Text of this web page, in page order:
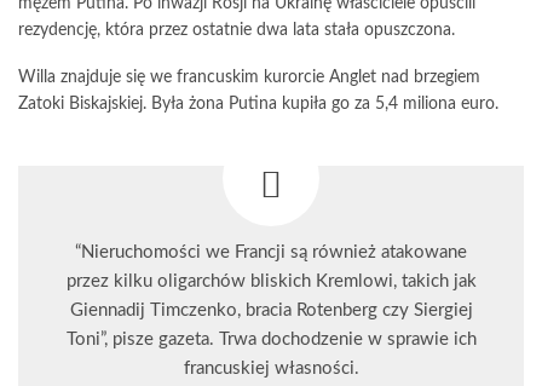
mężem Putina. Po inwazji Rosji na Ukrainę właściciele opuścili
rezydencję, która przez ostatnie dwa lata stała opuszczona.
Willa znajduje się we francuskim kurorcie Anglet nad brzegiem
Zatoki Biskajskiej. Była żona Putina kupiła go za 5,4 miliona euro.
“Nieruchomości we Francji są również atakowane
przez kilku oligarchów bliskich Kremlowi, takich jak
Giennadij Timczenko, bracia Rotenberg czy Siergiej
Toni”, pisze gazeta. Trwa dochodzenie w sprawie ich
francuskiej własności.